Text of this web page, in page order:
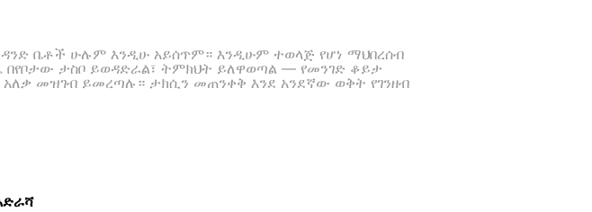
ቤቶች ሁሉም እንዲሁ አይሰጥም። እንዲሁም ተወላጅ የሆነ ማህበረሰብ
በየቦታው ታስቦ ይወዳድራል፣ ትምክህት ይለዋወጣል — የመንገድ ቆይታ
መዝገብ ይመረጣሉ። ታክሲን መጠንቀቅ እንደ አንደኛው ወቅት የገንዘብ